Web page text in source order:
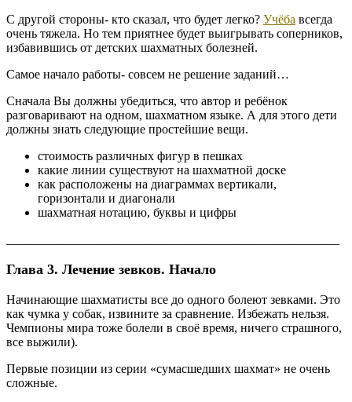
С другой стороны- кто сказал, что будет легко? Учёба всегда
очень тяжела. Но тем приятнее будет выигрывать соперников,
избавившись от детских шахматных болезней.
Самое начало работы- совсем не решение заданий…
Сначала Вы должны убедиться, что автор и ребёнок
разговаривают на одном, шахматном языке. А для этого дети
должны знать следующие простейшие вещи.
стоимость различных фигур в пешках
какие линии существуют на шахматной доске
как расположены на диаграммах вертикали,
горизонтали и диагонали
шахматная нотацию, буквы и цифры
Глава 3. Лечение зевков. Начало
Начинающие шахматисты все до одного болеют зевками. Это
как чумка у собак, извините за сравнение. Избежать нельзя.
Чемпионы мира тоже болели в своё время, ничего страшного,
все выжили).
Первые позиции из серии «сумасшедших шахмат» не очень
сложные.